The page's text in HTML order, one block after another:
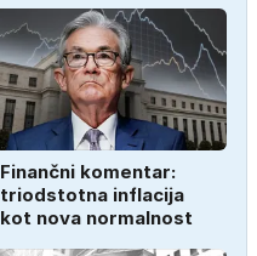
Finančni komentar:
triodstotna inflacija
kot nova normalnost